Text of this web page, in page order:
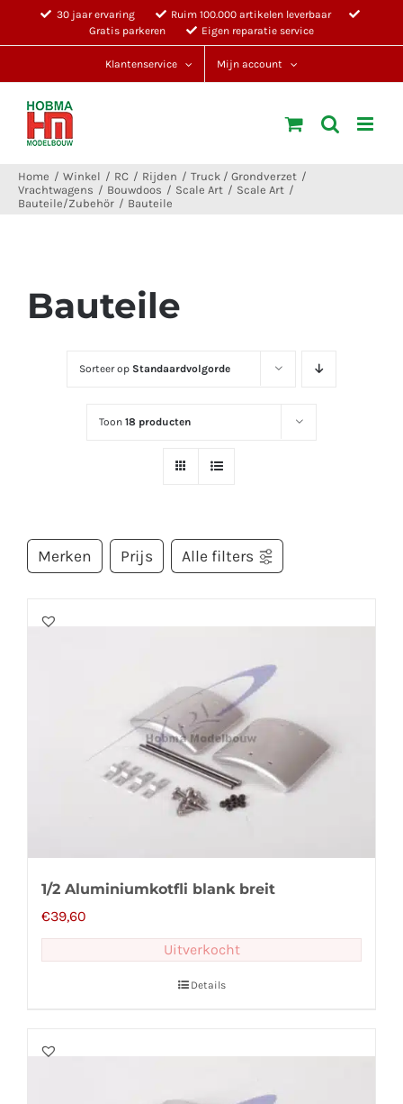
30 jaar ervaring
Ruim 100.000 artikelen leverbaar
Gratis parkeren
Eigen reparatie service
Klantenservice Mijn account
Home Winkel RC Rijden
Truck / Grondverzet
Vrachtwagens
Bouwdoos Scale Art
Scale Art
Bauteile/Zubehör
Bauteile
Bauteile
Sorteer op Standaardvolgorde
Toon18 producten
Merken Prijs Alle filters
1/2 Aluminiumkotfli blank breit
€39,60
Uitverkocht
Details